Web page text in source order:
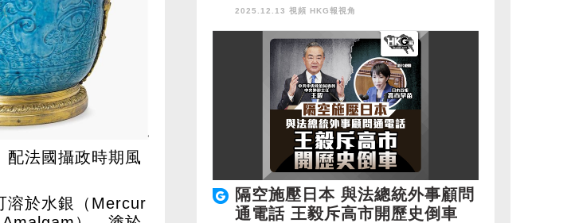
法國攝政時期風
溶於水銀（Mercur
2025.12.13 視頻 HKG報視角
隔空施壓日本 與法總統外事顧問
通電話 王毅斥高市開歷史倒車